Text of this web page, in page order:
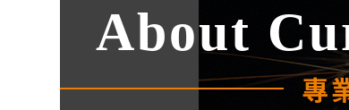
About
專